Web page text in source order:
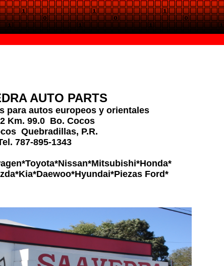
AUTO PARTS
para autos europeos y orientales
Km. 99.0 Bo. Cocos
Quebradillas, P.R.
787-895-1343
Ford*